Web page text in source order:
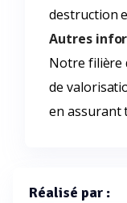
destruction
Autres
Notre filière
de
en assurant
Réalisé par :